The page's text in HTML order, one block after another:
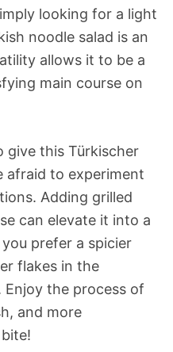
looking for a light
noodle salad is an
allows it to be a
main course on
give this Türkischer
afraid to experiment
Adding grilled
can elevate it into a
prefer a spicier
flakes in the
the process of
and more